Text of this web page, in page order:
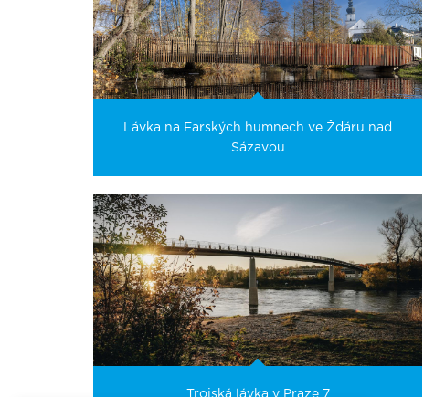
Lávka na Farských humnech ve Žďáru nad
Sázavou
Trojská lávka v Praze 7